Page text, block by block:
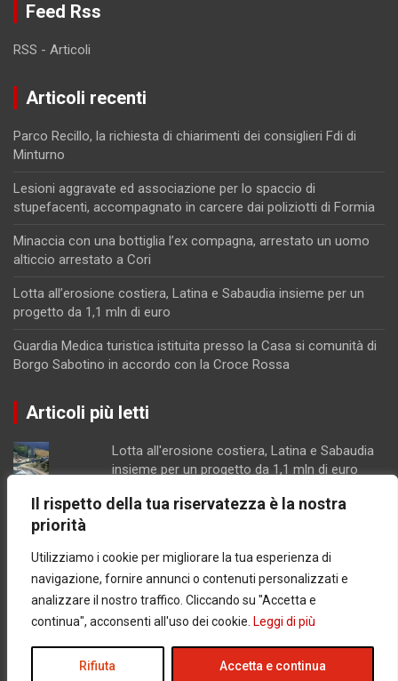
Il rispetto della tua riservatezza è la nostra
priorità
Utilizziamo i cookie per migliorare la tua esperienza di
navigazione, fornire annunci o contenuti personalizzati e
analizzare il nostro traffico. Cliccando su "Accetta e
continua", acconsenti all'uso dei cookie. Leggi di più
Rifiuta Accetta e continua
Feed Rss
RSS - Articoli
Articoli recenti
Parco Recillo, la richiesta di chiarimenti dei consiglieri Fdi di
Minturno
Lesioni aggravate ed associazione per lo spaccio di
stupefacenti, accompagnato in carcere dai poliziotti di Formia
Minaccia con una bottiglia l’ex compagna, arrestato un uomo
alticcio arrestato a Cori
Lotta all’erosione costiera, Latina e Sabaudia insieme per un
progetto da 1,1 mln di euro
Guardia Medica turistica istituita presso la Casa si comunità di
Borgo Sabotino in accordo con la Croce Rossa
Articoli più letti
Lotta all'erosione costiera, Latina e Sabaudia
insieme per un progetto da 1,1 mln di euro
Schiuma e acqua giallastra lungo le coste del
Lazio: Arpa esclude contaminazioni batteriche
consiglieri Fdi di Minturno
Latina / Piano del fabbisogno del personale,
ok dalla Giunta: in arrivo 30 nuove assunzioni e
17 progressioni verticali
Formia, "manca il personale"